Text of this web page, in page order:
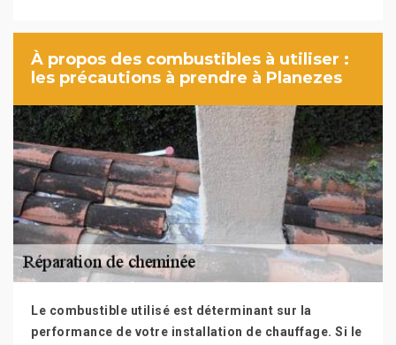
À propos des combustibles à utiliser :
les précautions à prendre à Planezes
Le combustible utilisé est déterminant sur la
performance de votre installation de chauffage. Si le